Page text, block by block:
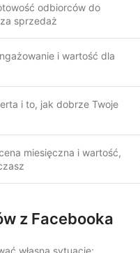
odbiorców do
sprzedaż
i wartość dla
i to, jak dobrze Twoje
miesięczna i wartość,
z Facebooka
własną sytuację: